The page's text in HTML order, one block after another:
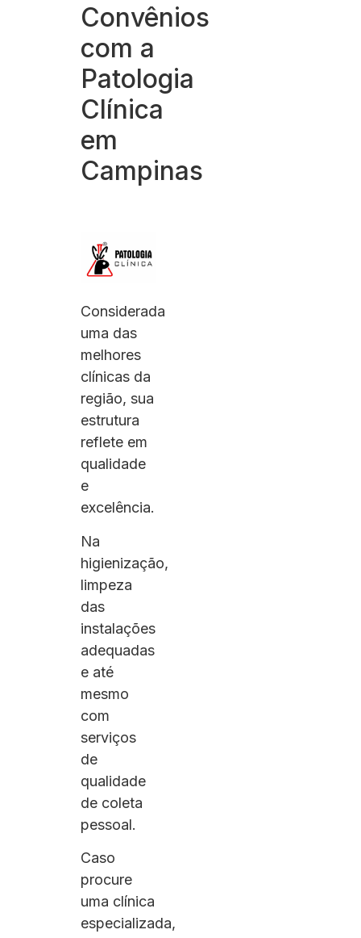
Convênios
com a
Patologia
Clínica
em
Campinas
Considerada
uma das
melhores
clínicas da
região, sua
estrutura
reflete em
qualidade
e
excelência.
Na
higienização,
limpeza
das
instalações
adequadas
e até
mesmo
com
serviços
de
qualidade
de coleta
pessoal.
Caso
procure
uma clínica
especializada,